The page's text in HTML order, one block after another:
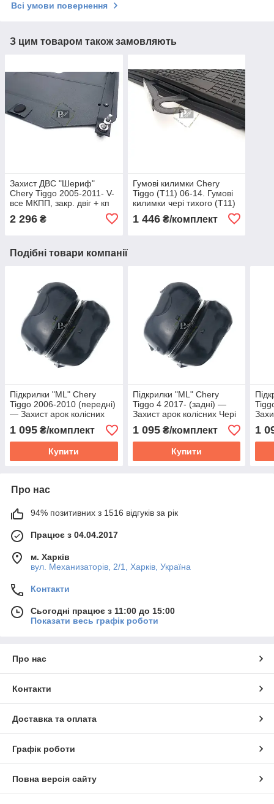
Всі умови повернення
З цим товаром також замовляють
Захист ДВС "Шериф"
Chery Tiggo 2005-2011- V-
все МКПП, закр. двіг + кп
2 296 ₴
Гумові килимки Chery
Tiggo (Т11) 06-14. Гумові
килимки чері тихого (Т11)
1 446₴/комплект
Подібні товари компанії
Підкрилки "ML" Chery
Tiggo 2006-2010 (передні)
— Захист арок колісних
Чері Тігго
1 095 ₴/комплект
Купити
Підкрилки "ML" Chery
Tiggo 4 2017- (задні) —
Захист арок колісних Чері
Тігго 4
1 095₴/комплект
Купити
1
Про нас
94% позитивних з 1516 відгуків за рік
Працює з 04.04.2017
м. Харків
вул. Механизаторів, 2/1, Харків, Україна
Контакти
Сьогодні працює з 11:00 до 15:00
Показати весь графік роботи
Про нас
Контакти
Доставка та оплата
Графік роботи
Повна версія сайту